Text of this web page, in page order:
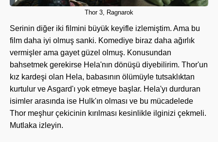
Thor 3, Ragnarok
Serinin diğer iki filmini büyük keyifle izlemiştim. Ama bu
film daha iyi olmuş sanki. Komediye biraz daha ağırlık
vermişler ama gayet güzel olmuş. Konusundan
bahsetmek gerekirse Hela'nın dönüşü diyebilirim. Thor'un
kız kardeşi olan Hela, babasının ölümüyle tutsaklıktan
kurtulur ve Asgard'ı yok etmeye başlar. Hela'yı durduran
isimler arasında ise Hulk'ın olması ve bu mücadelede
Thor meşhur çekicinin kırılması kesinlikle ilginizi çekmeli.
Mutlaka izleyin.